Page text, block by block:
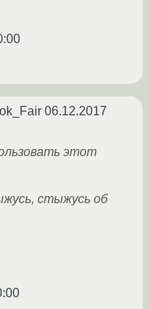
06.12.2017
этот
стыжусь об